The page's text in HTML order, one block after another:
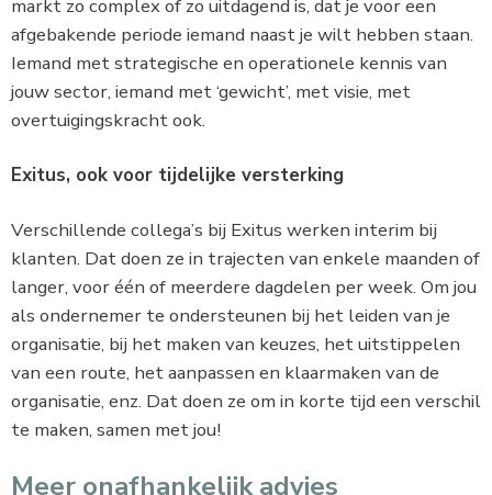
markt zo complex of zo uitdagend is, dat je voor een
afgebakende periode iemand naast je wilt hebben staan.
Iemand met strategische en operationele kennis van
jouw sector, iemand met ‘gewicht’, met visie, met
overtuigingskracht ook.
Exitus, ook voor tijdelijke versterking
Verschillende collega’s bij Exitus werken interim bij
klanten. Dat doen ze in trajecten van enkele maanden of
langer, voor één of meerdere dagdelen per week. Om jou
als ondernemer te ondersteunen bij het leiden van je
organisatie, bij het maken van keuzes, het uitstippelen
van een route, het aanpassen en klaarmaken van de
organisatie, enz. Dat doen ze om in korte tijd een verschil
te maken, samen met jou!
Meer onafhankelijk advies